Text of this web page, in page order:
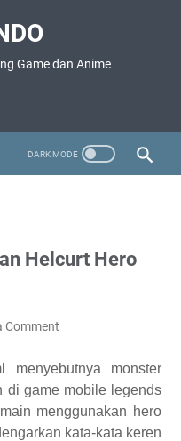
Game dan Anime
Helcurt Hero
Comment
monster
di game mobile legends
menggunakan hero
kata-kata keren